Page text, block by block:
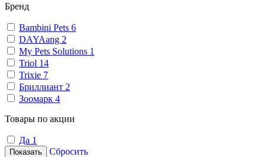
Бренд
Bambini Pets 6
DAYAang 2
My Pets Solutions 1
Triol 14
Trixie 7
Бриллиант 2
Зоомарк 4
Товары по акции
Да 1
Показать
Сбросить